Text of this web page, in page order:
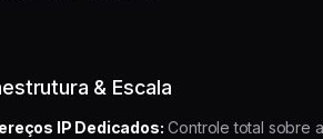
& Escala
IP Dedicados: Controle total sobre